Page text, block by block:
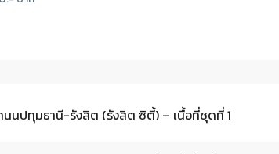
นปทุมธานี-รังสิต (รังสิต ซิตี้) – เนื้อที่ชุดที่ 1